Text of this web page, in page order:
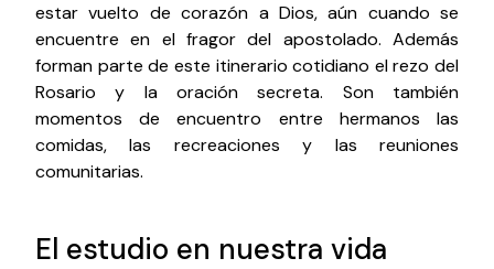
estar vuelto de corazón a Dios, aún cuando se
encuentre en el fragor del apostolado. Además
forman parte de este itinerario cotidiano el rezo del
Rosario y la oración secreta. Son también
momentos de encuentro entre hermanos las
comidas, las recreaciones y las reuniones
comunitarias.
El estudio en nuestra vida